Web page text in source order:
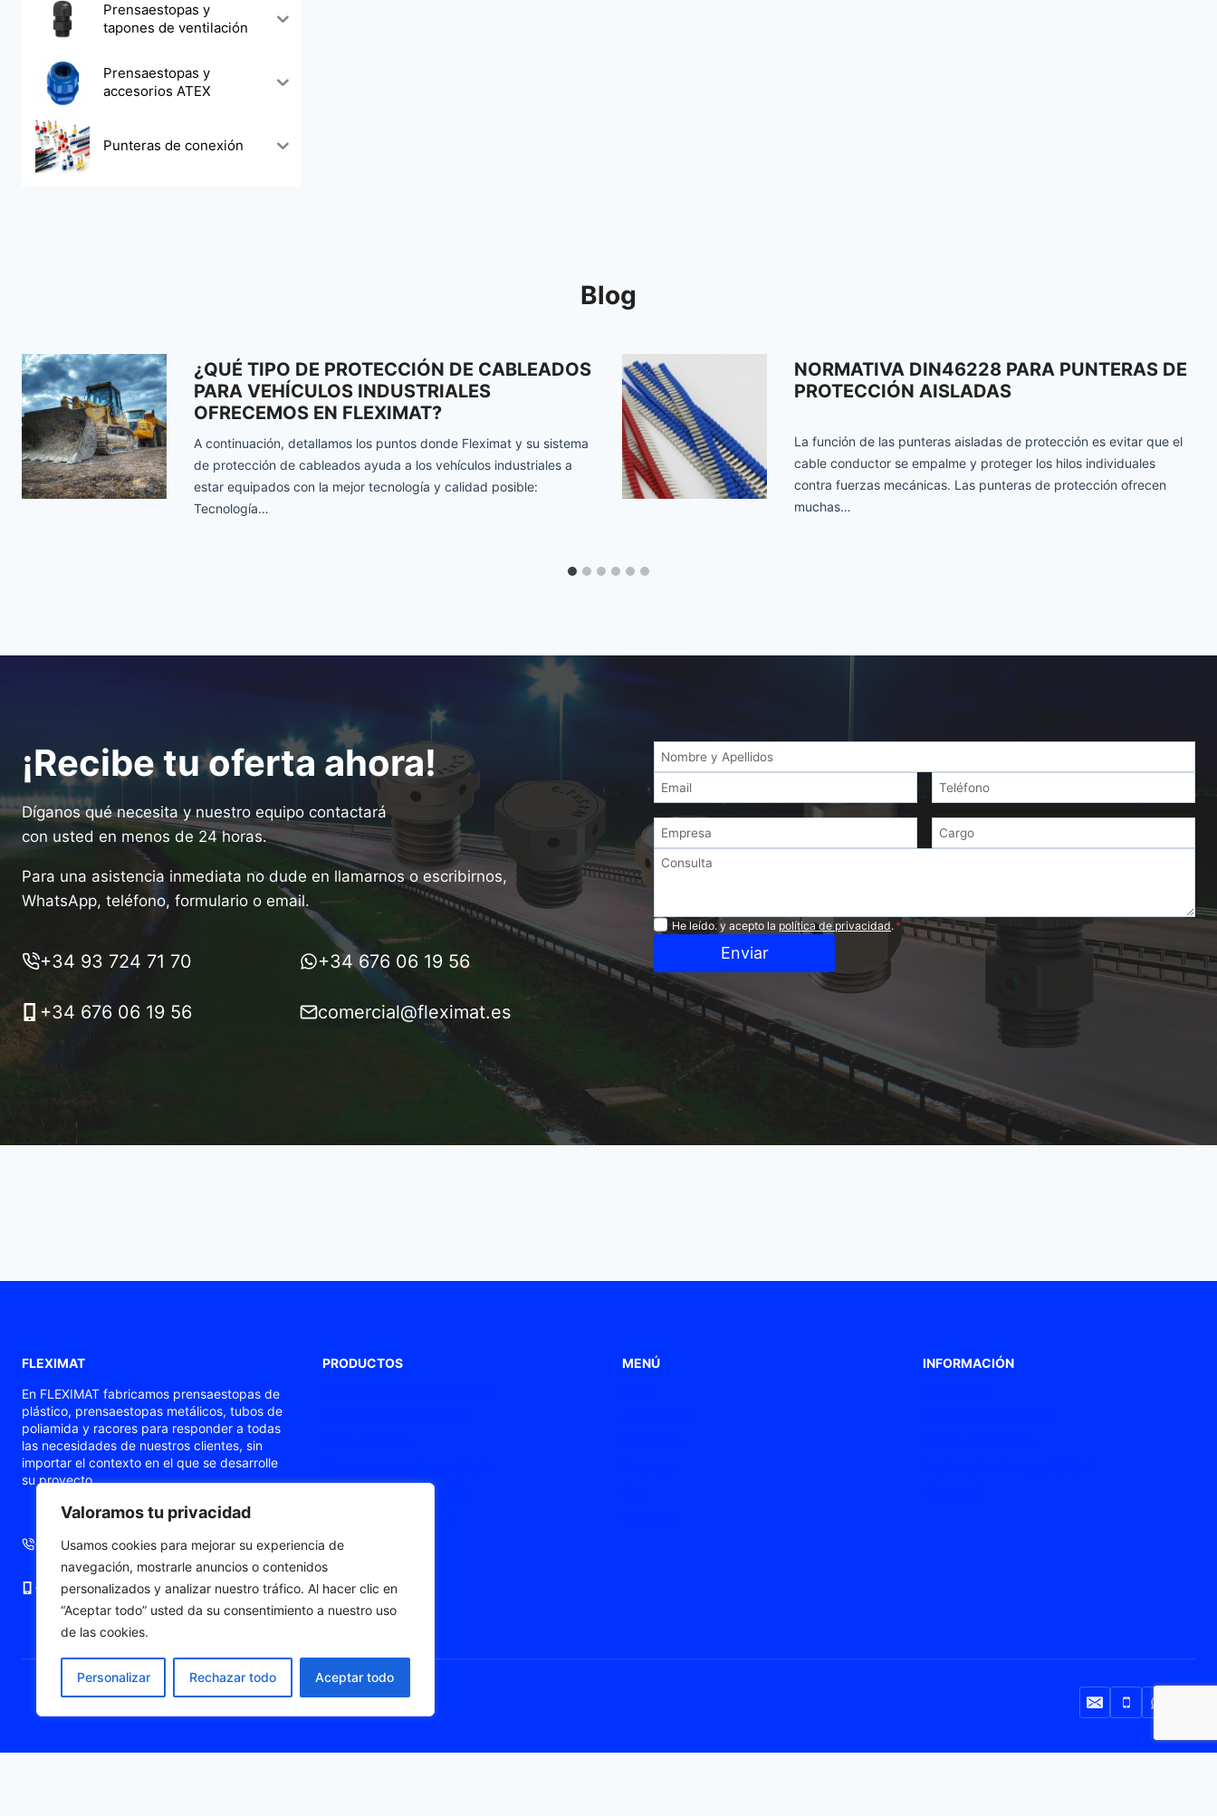
Valoramos tu privacidad
Usamos cookies para mejorar su experiencia de
navegación, mostrarle anuncios o contenidos
personalizados y analizar nuestro tráfico. Al hacer clic en
“Aceptar todo” usted da su consentimiento a nuestro uso
de las cookies.
Personalizar Rechazar todo Aceptar todo
Prensaestopas y
tapones de ventilación
Prensaestopas y
accesorios ATEX
Punteras de conexión
Blog
¿QUÉ TIPO DE PROTECCIÓN DE CABLEADOS
PARA VEHÍCULOS INDUSTRIALES
OFRECEMOS EN FLEXIMAT?
A continuación, detallamos los puntos donde Fleximat y su sistema
de protección de cableados ayuda a los vehículos industriales a
estar equipados con la mejor tecnología y calidad posible:
Tecnología…
NORMATIVA DIN46228 PARA PUNTERAS DE
PROTECCIÓN AISLADAS
La función de las punteras aisladas de protección es evitar que el
cable conductor se empalme y proteger los hilos individuales
contra fuerzas mecánicas. Las punteras de protección ofrecen
muchas…
¡Recibe tu oferta ahora!
Díganos qué necesita y nuestro equipo contactará
con usted en menos de 24 horas.
Para una asistencia inmediata no dude en llamarnos o escribirnos,
WhatsApp, teléfono, formulario o email.
+34 93 724 71 70 +34 676 06 19 56
+34 676 06 19 56 comercial@fleximat.es
Privacidad
He leído. y acepto la política de privacidad. *
Enviar
FLEXIMAT
En FLEXIMAT fabricamos prensaestopas de
plástico, prensaestopas metálicos, tubos de
poliamida y racores para responder a todas
las necesidades de nuestros clientes, sin
importar el contexto en el que se desarrolle
su proyecto.
+34 93 724 71 70 +34 676 06 19 56
+34 676 06 19 56 comercial@fleximat.es
PRODUCTOS
Prensaestopas ATEX / Ex
MENÚ
INFORMACIÓN